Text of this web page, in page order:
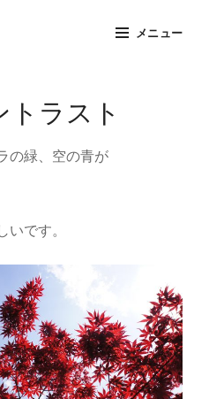
メニュー
ラスト
の緑、空の青が
です。